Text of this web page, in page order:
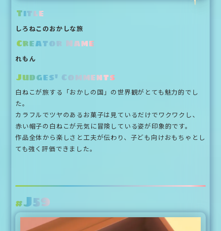
Title
しろねこのおかしな旅
Creator Name
れもん
Judges' Comments
白ねこが旅する「おかしの国」の世界観がとても魅力的でし
た。
カラフルでツヤのあるお菓子は見ているだけでワクワクし、
赤い帽子の白ねこが元気に冒険している姿が印象的です。
作品全体から楽しさと工夫が伝わり、子ども向けおもちゃとし
ても強く評価できました。
#J59